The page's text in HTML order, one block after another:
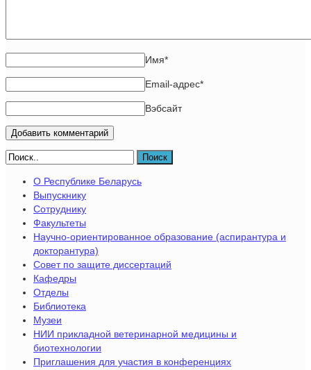
Имя*
Email-адрес*
Вэбсайт
Поиск
О Республике Беларусь
Выпускнику
Сотруднику
Факультеты
Научно-ориентированное образование (аспирантура и
докторантура)
Совет по защите диссертаций
Кафедры
Отделы
Библиотека
Музеи
НИИ прикладной ветеринарной медицины и
биотехнологии
Приглашения для участия в конференциях